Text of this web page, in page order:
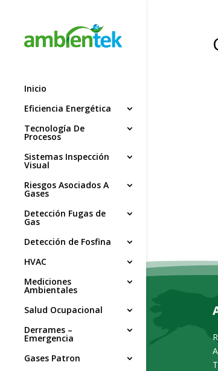
Inicio
Eficiencia Energética
Tecnología De
Procesos
Sistemas Inspección
Visual
Riesgos Asociados A
Gases
Detección Fugas de
Gas
Detección de Fosfina
HVAC
Mediciones
Ambientales
Salud Ocupacional
Derrames –
Emergencia
Gases Patron